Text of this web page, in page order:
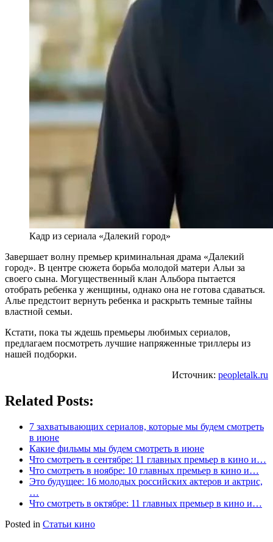
Кадр из сериала «Далекий город»
Завершает волну премьер криминальная драма «Далекий
город». В центре сюжета борьба молодой матери Альи за
своего сына. Могущественный клан Альбора пытается
отобрать ребенка у женщины, однако она не готова сдаваться.
Алье предстоит вернуть ребенка и раскрыть темные тайны
властной семьи.
Кстати, пока ты ждешь премьеры любимых сериалов,
предлагаем посмотреть лучшие напряженные триллеры из
нашей подборки.
Источник: peopletalk.ru
Related Posts:
7 захватывающих сериалов, которые мы будем смотреть
в июне
Какие фильмы мы будем смотреть в июне
Что смотреть в сентябре: 11 главных премьер в кино и…
Что смотреть в ноябре: 10 главных премьер в кино и…
Это будущее: 16 молодых российских актеров и актрис,
…
Что смотреть в октябре: 11 главных премьер в кино и…
Posted in Статьи кино